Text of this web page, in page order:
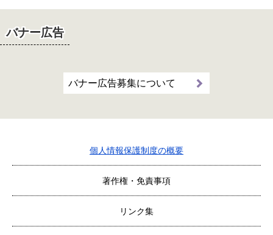
バナー広告
バナー広告募集について
個人情報保護制度の概要
著作権・免責事項
リンク集